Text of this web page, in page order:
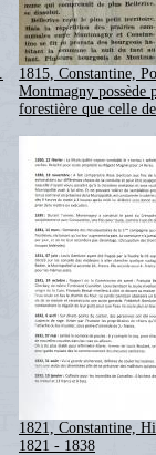
1815, Constantine,
Montmagny possède
forestière que celle
1821, Constantine,
1821 - 1838